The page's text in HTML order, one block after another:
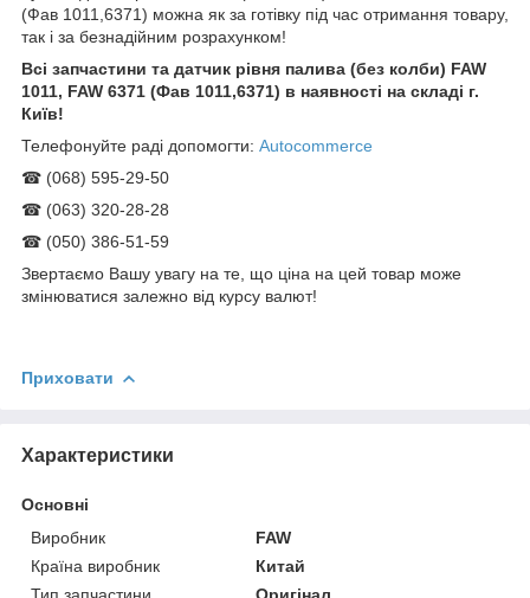
(Фав 1011,6371) можна як за готівку під час отримання товару,
так і за безнадійним розрахунком!
Всі запчастини та датчик рівня палива (без колби) FAW
1011, FAW 6371 (Фав 1011,6371) в наявності на складі г.
Київ!
Телефонуйте раді допомогти: Autocommerce
☎ (068) 595-29-50
☎ (063) 320-28-28
☎ (050) 386-51-59
Звертаємо Вашу увагу на те, що ціна на цей товар може
змінюватися залежно від курсу валют!
Приховати
Характеристики
Основні
Виробник
FAW
Країна виробник
Китай
Тип запчастини
Оригінал